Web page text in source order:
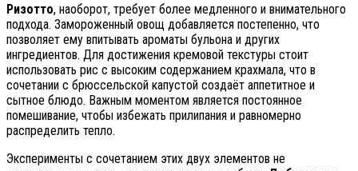
Ризотто, наоборот, требует более медленного и внимательного
подхода. Замороженный овощ добавляется постепенно, что
позволяет ему впитывать ароматы бульона и других
ингредиентов. Для достижения кремовой текстуры стоит
использовать рис с высоким содержанием крахмала, что в
сочетании с брюссельской капустой создаёт аппетитное и
сытное блюдо. Важным моментом является постоянное
помешивание, чтобы избежать прилипания и равномерно
распределить тепло.
Эксперименты с сочетанием этих двух элементов не